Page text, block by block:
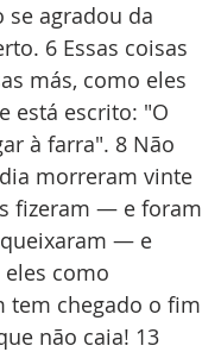
se agradou da
6 Essas coisas
más, como eles
está escrito: "O
à farra". 8 Não
morreram vinte
fizeram — e foram
queixaram — e
como
tem chegado o fim
não caia! 13